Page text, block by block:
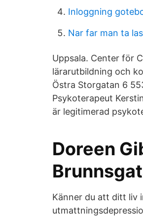
Inloggning
Nar far man ta
Uppsala. Center för
lärarutbildning och
Östra Storgatan 6
Psykoterapeut
är legitimerad
Doreen
Känner du att ditt liv